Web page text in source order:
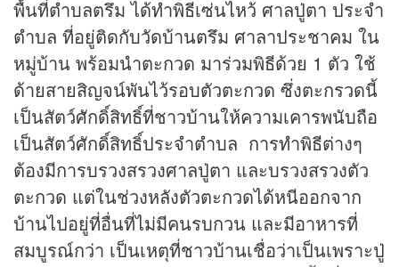
พื้นที่ตำบลตรึม ได้ทำพิธีเซ่นไหว้ ศาลปู่ตา ประจำ
ตำบล ที่อยู่ติดกับวัดบ้านตรึม ศาลาประชาคม ใน
หมู่บ้าน พร้อมนำตะกวด มาร่วมพิธีด้วย 1 ตัว ใช้
ด้ายสายสิญจน์พันไว้รอบตัวตะกวด ซึ่งตะกรวดนี้
เป็นสัตว์ศักดิ์สิทธิ์ที่ชาวบ้านให้ความเคารพนับถือ
เป็นสัตว์ศักดิ์สิทธิ์ประจำตำบล การทำพิธีต่างๆ
ต้องมีการบรวงสรวงศาลปู่ตา และบรวงสรวงตัว
ตะกวด แต่ในช่วงหลังตัวตะกวดได้หนีออกจาก
บ้านไปอยู่ที่อื่นที่ไม่มีคนรบกวน และมีอาหารที่
สมบูรณ์กว่า เป็นเหตุที่ชาวบ้านเชื่อว่าเป็นเพราะปู่